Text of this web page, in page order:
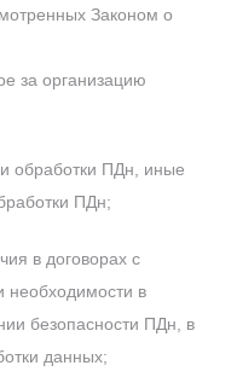
Законом о
за организацию
обработки ПДн, иные
ПДн;
в договорах с
необходимости в
безопасности ПДн, в
данных;